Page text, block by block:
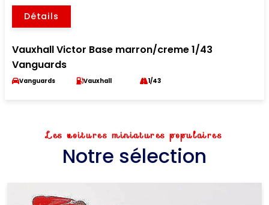
Détails
Vauxhall Victor Base marron/creme 1/43
Vanguards
Vanguards Vauxhall 1/43
Les voitures miniatures populaires
Notre sélection